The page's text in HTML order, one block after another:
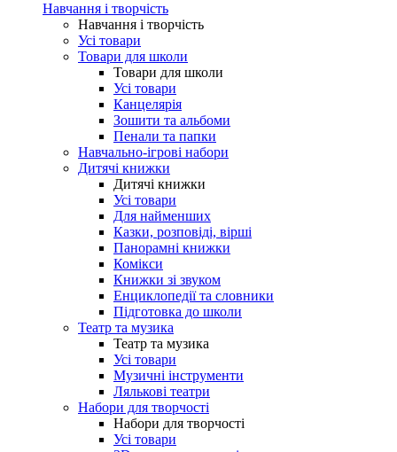
Навчання і творчість
Навчання і творчість
Усі товари
Товари для школи
Товари для школи
Усі товари
Канцелярія
Зошити та альбоми
Пенали та папки
Навчально-ігрові набори
Дитячі книжки
Дитячі книжки
Усі товари
Для найменших
Казки, розповіді, вірші
Панорамні книжки
Комікси
Книжки зі звуком
Енциклопедії та словники
Підготовка до школи
Театр та музика
Театр та музика
Усі товари
Музичні інструменти
Лялькові театри
Набори для творчості
Набори для творчості
Усі товари